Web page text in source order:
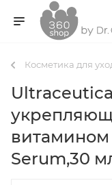
Косметика для
витамином
Serum,30